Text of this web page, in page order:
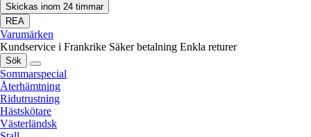
Skickas inom 24 timmar
REA
Varumärken
Kundservice i Frankrike Säker betalning Enkla returer
Sök
Sommarspecial
Återhämtning
Ridutrustning
Hästskötare
Västerländsk